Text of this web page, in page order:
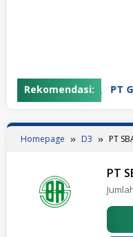
Rekomendasi:PT
Homepage D3 PT
PT